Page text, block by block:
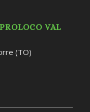
VAL
(TO)